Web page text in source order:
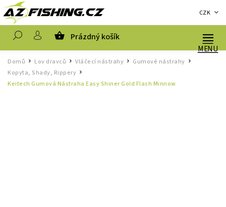
CZK
Prázdný košík
Domů / Lov dravců / Vláčecí nástrahy / Gumové nástrahy
Kopyta, Shady, Rippery /
Keitech Gumová Nástraha Easy Shiner Gold Flash Minnow